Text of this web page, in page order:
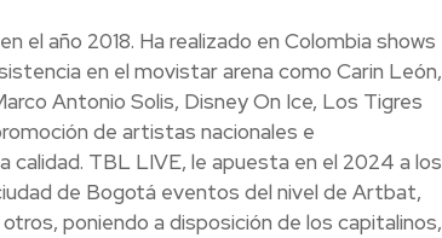
el año 2018. Ha realizado en Colombia shows
en el movistar arena como Carin León,
Antonio Solis, Disney On Ice, Los Tigres
de artistas nacionales e
TBL LIVE, le apuesta en el 2024 a los
de Bogotá eventos del nivel de Artbat,
poniendo a disposición de los capitalinos,